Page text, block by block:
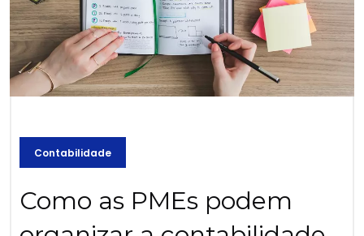
Contabilidade
Como as PMEs podem